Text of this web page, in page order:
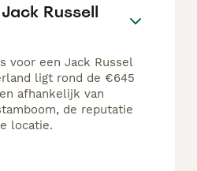
Russell
voor een Jack Russel
ligt rond de €645
afhankelijk van
de reputatie
locatie.